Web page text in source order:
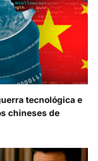
tecnológica e
chineses de